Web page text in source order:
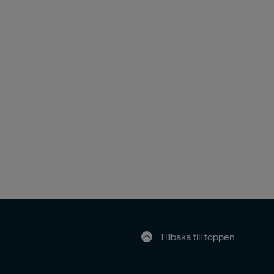
Tillbaka till toppen